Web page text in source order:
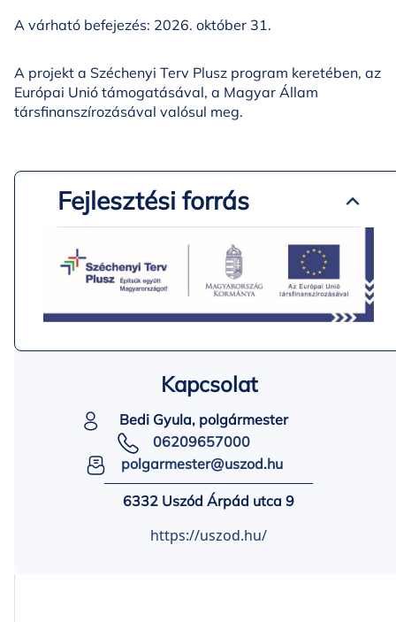
A várható befejezés: 2026. október 31.
A projekt a Széchenyi Terv Plusz program keretében, az
Európai Unió támogatásával, a Magyar Állam
társfinanszírozásával valósul meg.
Fejlesztési forrás
Kapcsolat
Bedi Gyula, polgármester
06209657000
polgarmester@uszod.hu
6332 Uszód Árpád utca 9
https://uszod.hu/